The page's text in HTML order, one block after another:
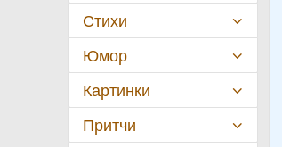
Стихи
Юмор
Картинки
Притчи